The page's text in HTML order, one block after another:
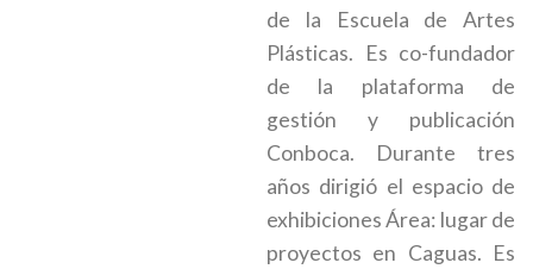
de la Escuela de Artes
Plásticas. Es co-fundador
de la plataforma de
gestión y publicación
Conboca. Durante tres
años dirigió el espacio de
exhibiciones Área: lugar de
proyectos en Caguas. Es